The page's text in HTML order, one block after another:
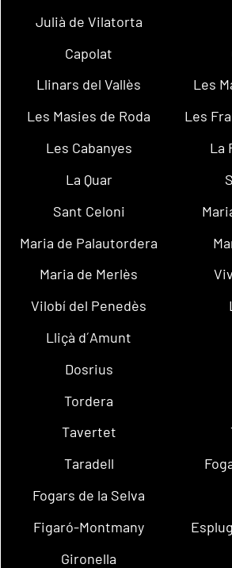
Julià de Vilatorta
Capolat
Llinars del Vallès
Les
Les Masies de Roda
Les
Les Cabanyes
La
La Quar
Sant Celoni
Maria de Palautordera
Maria de Merlès
Vilobí del Penedès
Lliçà d´Amunt
Dosrius
Tordera
Tavertet
Taradell
Fogars de la Selva
Figaró-Montmany
Gironella